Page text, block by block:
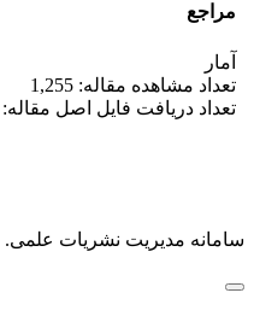
مراجع
آمار
تعداد مشاهده مقاله: 1,255
تعداد دریافت فایل اصل مقاله: 730
سامانه مدیریت نشریات علمی.